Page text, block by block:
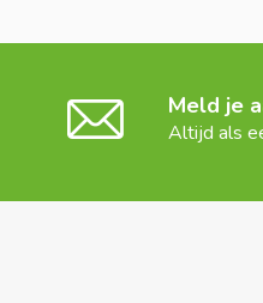
Meld je
Altijd als